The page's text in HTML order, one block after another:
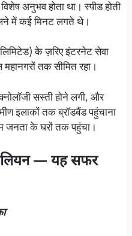
अनुभव होता था। स्पीड होती
में कई मिनट लगते थे।
के ज़रिए इंटरनेट सेवा
तक सीमित रहा।
सस्ती होने लगी, और
इलाकों तक ब्रॉडबैंड पहुंचाना
जनता के घरों तक पहुंचा।
— यह सफर